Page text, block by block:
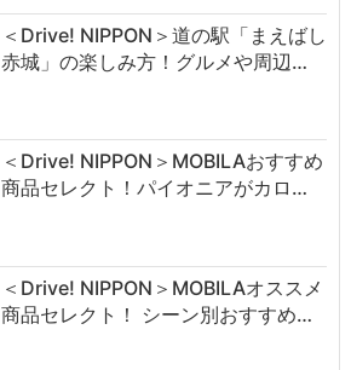
＜Drive! NIPPON＞道の駅「まえばし
赤城」の楽しみ方！グルメや周辺…
＜Drive! NIPPON＞MOBILAおすすめ
商品セレクト！パイオニアがカロ…
＜Drive! NIPPON＞MOBILAオススメ
商品セレクト！ シーン別おすすめ…